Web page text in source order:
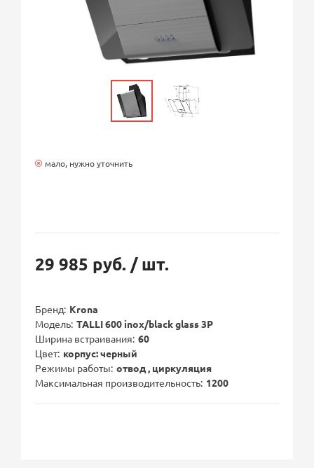
мало, нужно уточнить
29 985 руб. / шт.
Бренд Krona
Модель TALLI 600 inox/black glass 3P
Ширина встраивания 60
Цвет корпус: черный
Режимы работы отвод , циркуляция
Максимальная производительность 1200